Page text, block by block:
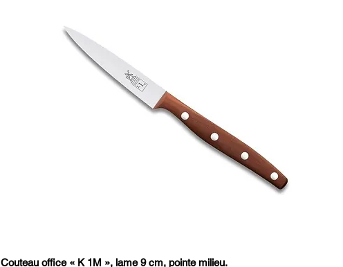
Couteau office « K 1M », lame 9 cm, pointe milieu.